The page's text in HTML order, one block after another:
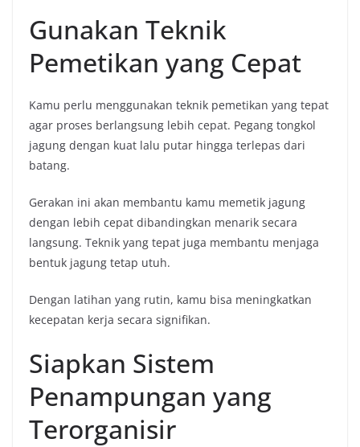
Gunakan Teknik
Pemetikan yang Cepat
Kamu perlu menggunakan teknik pemetikan yang tepat
agar proses berlangsung lebih cepat. Pegang tongkol
jagung dengan kuat lalu putar hingga terlepas dari
batang.
Gerakan ini akan membantu kamu memetik jagung
dengan lebih cepat dibandingkan menarik secara
langsung. Teknik yang tepat juga membantu menjaga
bentuk jagung tetap utuh.
Dengan latihan yang rutin, kamu bisa meningkatkan
kecepatan kerja secara signifikan.
Siapkan Sistem
Penampungan yang
Terorganisir